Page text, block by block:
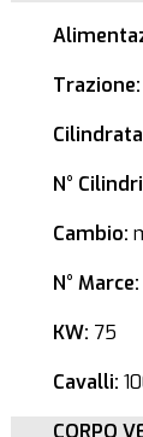
Trazione:
N°
Cambio:
N° Marce:
KW: 75
Cavalli:
CORPO